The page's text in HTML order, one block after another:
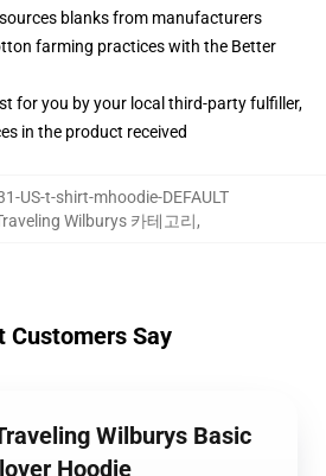
blanks from manufacturers
farming practices with the Better
for you by your local third-party fulfiller,
in the product received
US-t-shirt-mhoodie-DEFAULT
Wilburys 카테고리,
Customers Say
Wilburys Basic
Hoodie